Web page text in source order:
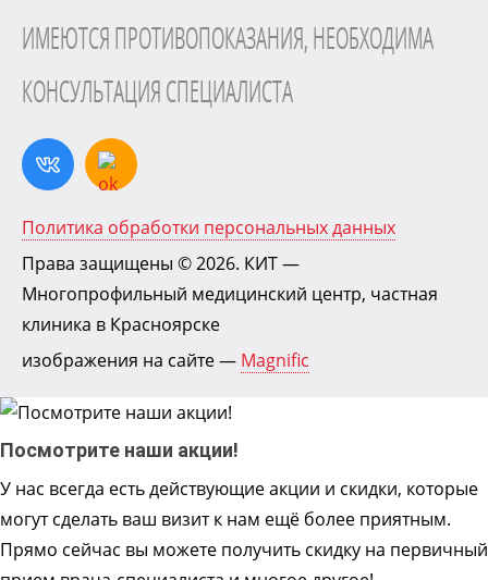
ИМЕЮТСЯ ПРОТИВОПОКАЗАНИЯ, НЕОБХОДИМА
КОНСУЛЬТАЦИЯ СПЕЦИАЛИСТА
Политика обработки персональных данных
Права защищены © 2026. КИТ—
Многопрофильный медицинский центр, частная
клиника в Красноярске
изображения на сайте — Magnific
Посмотрите наши акции!
У нас всегда есть действующие акции и скидки, которые
могут сделать ваш визит к нам ещё более приятным.
Прямо сейчас вы можете получить скидку на первичный